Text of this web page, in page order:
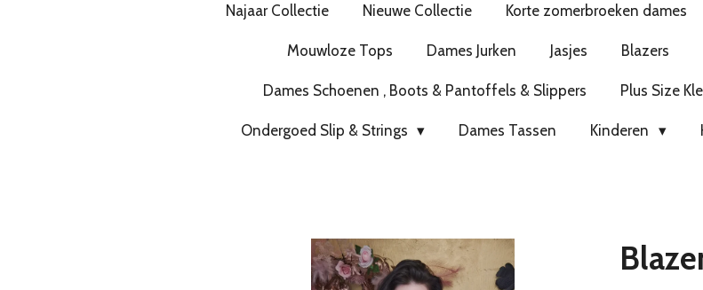
Najaar Collectie Nieuwe Collectie Korte zomerbroeken dames
Mouwloze Tops Dames Jurken Jasjes Blazers
Dames Schoenen , Boots & Pantoffels & Slippers Plus Size
Ondergoed Slip & Strings Dames Tassen Kinderen